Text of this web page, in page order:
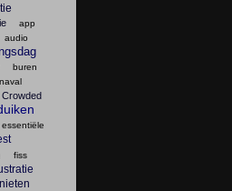
app
audio
buren
Crowded
essentiële
fiss